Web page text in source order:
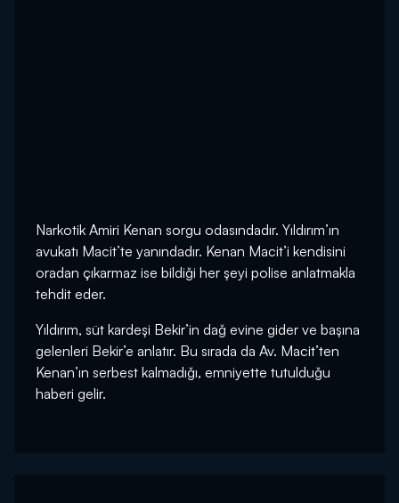
Narkotik Amiri Kenan sorgu odasındadır. Yıldırım’ın
avukatı Macit’te yanındadır. Kenan Macit’i kendisini
oradan çıkarmaz ise bildiği her şeyi polise anlatmakla
tehdit eder.
Yıldırım, süt kardeşi Bekir’in dağ evine gider ve başına
gelenleri Bekir’e anlatır. Bu sırada da Av. Macit’ten
Kenan’ın serbest kalmadığı, emniyette tutulduğu
haberi gelir.